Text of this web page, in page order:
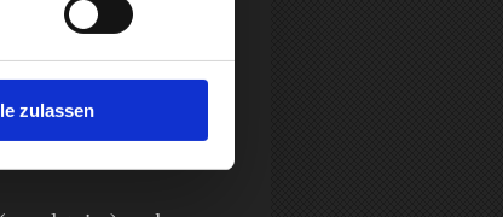
zulassen
keine